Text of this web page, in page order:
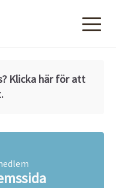
Klicka här för att